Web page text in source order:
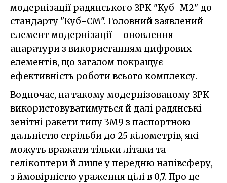
модернізації радянського ЗРК "Куб-М2" до
стандарту "Куб-СМ". Головний заявлений
елемент модернізації – оновлення
апаратури з використанням цифрових
елементів, що загалом покращує
ефективність роботи всього комплексу.
Водночас, на такому модернізованому ЗРК
використовуватимуться й далі радянські
зенітні ракети типу 3М9 з паспортною
дальністю стрільби до 25 кілометрів, які
можуть вражати тільки літаки та
гелікоптери й лише у передню напівсферу,
з ймовірністю ураження цілі в 0,7. Про це